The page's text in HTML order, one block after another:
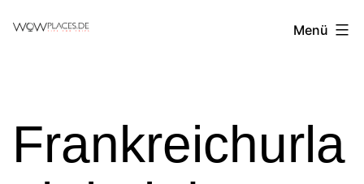
Reiseblog
Menü
Frankreichurla